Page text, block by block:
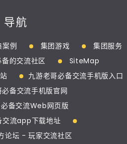
导航
案例 集团游戏
集团服务
的交流社区
SiteMap
九游老哥必备交流手机版入口
备交流手机版官网
备交流Web网页版
交流app下载地址
论坛 - 玩家交流社区